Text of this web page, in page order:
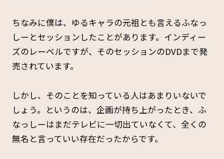
ちなみに僕は、ゆるキャラの元祖とも言えるふなっ
しーとセッションしたことがあります。インディー
ズのレーベルですが、そのセッションのDVDまで発
売されています。
しかし、そのことを知っている人はあまりいないで
しょう。というのは、企画が持ち上がったとき、ふ
なっしーはまだテレビに一切出ていなくて、全くの
無名と言っていい存在だったからです。